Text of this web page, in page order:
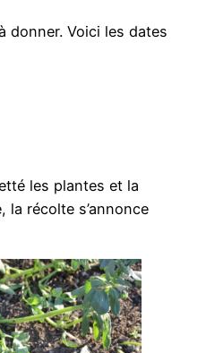
donner. Voici les dates
les plantes et la
la récolte s’annonce